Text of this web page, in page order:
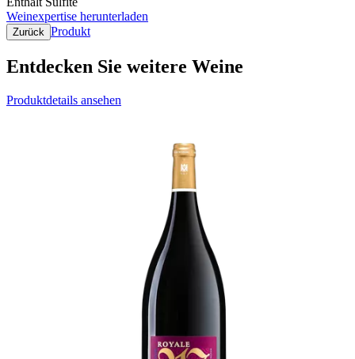
Weinexpertise herunterladen
Zurück Produkt
Entdecken Sie weitere Weine
Produktdetails ansehen